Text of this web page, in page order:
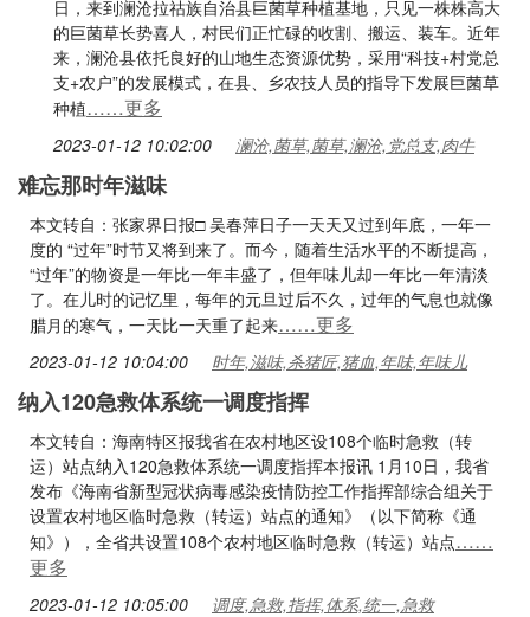
日，来到澜沧拉祜族自治县巨菌草种植基地，只见一株株高大
的巨菌草长势喜人，村民们正忙碌的收割、搬运、装车。近年
来，澜沧县依托良好的山地生态资源优势，采用“科技+村党总
支+农户”的发展模式，在县、乡农技人员的指导下发展巨菌草
种植……更多
2023-01-12 10:02:00 澜沧,菌草,菌草,澜沧,党总支,肉牛
难忘那时年滋味
本文转自：张家界日报□ 吴春萍日子一天天又过到年底，一年一
度的 “过年”时节又将到来了。而今，随着生活水平的不断提高，
“过年”的物资是一年比一年丰盛了，但年味儿却一年比一年清淡
了。在儿时的记忆里，每年的元旦过后不久，过年的气息也就像
腊月的寒气，一天比一天重了起来……更多
2023-01-12 10:04:00 时年,滋味,杀猪匠,猪血,年味,年味儿
纳入120急救体系统一调度指挥
本文转自：海南特区报我省在农村地区设108个临时急救（转
运）站点纳入120急救体系统一调度指挥本报讯 1月10日，我省
发布《海南省新型冠状病毒感染疫情防控工作指挥部综合组关于
设置农村地区临时急救（转运）站点的通知》（以下简称《通
知》），全省共设置108个农村地区临时急救（转运）站点……
更多
2023-01-12 10:05:00 调度,急救,指挥,体系,统一,急救